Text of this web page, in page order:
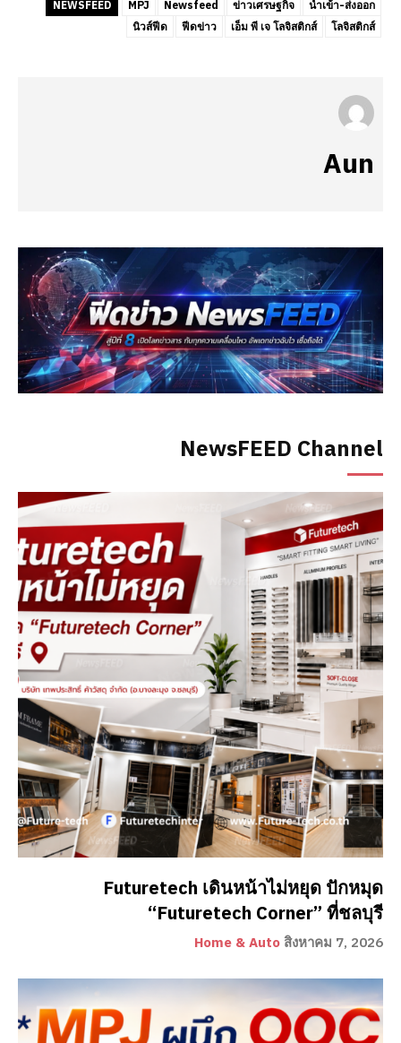
NewsFEED Channel
Futuretech เดินหน้าไม่หยุด ปักหมุด
“Futuretech Corner” ที่ชลบุรี
Home & Auto สิงหาคม 7, 2026
NEWSFEED MPJ Newsfeed ข่าวเศรษฐกิจ
นำเข้า-ส่งออก
นิวส์ฟีด
ฟีดข่าว เอ็ม พี เจ โลจิสติกส์ โลจิสติกส์
Aun